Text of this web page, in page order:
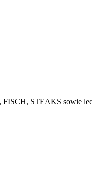
STEAKS sowie